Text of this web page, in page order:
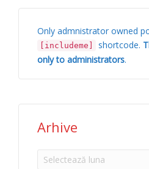
Only admnistrator owned
[includeme] shortcode.
only to administrators.
Arhive
Arhive